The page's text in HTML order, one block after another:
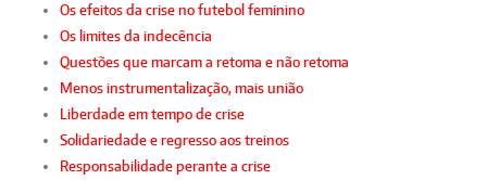
Os efeitos da crise no futebol feminino
Os limites da indecência
Questões que marcam a retoma e não retoma
Menos instrumentalização, mais união
Liberdade em tempo de crise
Solidariedade e regresso aos treinos
Responsabilidade perante a crise